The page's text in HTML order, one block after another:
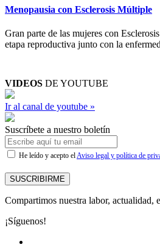
Menopausia con Esclerosis Múltiple
Gran parte de las mujeres con
etapa reproductiva junto con la
VIDEOS DE YOUTUBE
Ir al canal de youtube »
Suscríbete a nuestro boletín
He leído y acepto elAviso legal y política de
SUSCRIBIRME
Compartimos nuestra labor, actualidad,
¡Síguenos!